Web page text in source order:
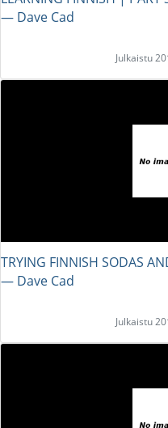
― Dave Cad
Julkaistu
TRYING FINNISH SODAS
― Dave Cad
Julkaistu